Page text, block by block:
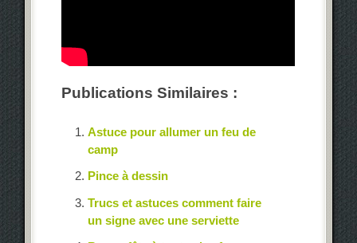
Publications Similaires :
Astuce pour allumer un feu de
camp
Pince à dessin
Trucs et astuces comment faire
un signe avec une serviette